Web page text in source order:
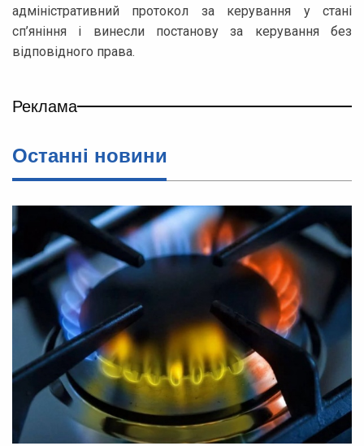
адміністративний протокол за керування у стані
сп’яніння і винесли постанову за керування без
відповідного права.
Реклама
Останні новини